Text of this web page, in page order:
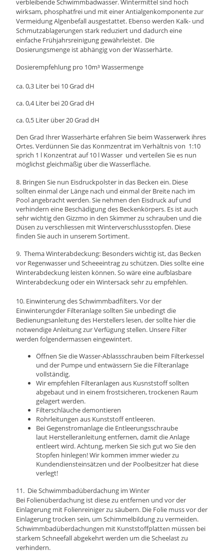
verbleibende Schwimmbadwasser. Wintermittel sind hoch
wirksam, phosphatfrei und mit einer Antialgenkomponente zur
Vermeidung Algenbefall ausgestattet. Ebenso werden Kalk- und
Schmutzablagerungen stark reduziert und dadurch eine
einfache Frühjahrsreinigung gewährleistet. Die
Dosierungsmenge ist abhängig von der Wasserhärte.
Dosierempfehlung pro 10m³ Wassermenge
ca. 0,3 Liter bei 10 Grad dH
ca. 0,4 Liter bei 20 Grad dH
ca. 0,5 Liter über 20 Grad dH
Den Grad Ihrer Wasserhärte erfahren Sie beim Wasserwerk ihres
Ortes.Verdünnen Sie das Konmzentrat im Verhältnis von 1:10
sprich 1 l Konzentrat auf 10 l Wasser und verteilen Sie es nun
möglichst gleichmäßig über die Wasserfläche.
8. Bringen Sie nun Eisdruckpolster in das Becken ein. Diese
sollten einmal der Länge nach und einmal der Breite nach im
Pool angebracht werden. Sie nehmen den Eisdruck auf und
verhindern eine Beschädigung des Beckenkörpers. Es ist auch
sehr wichtig den Gizzmo in den Skimmer zu schrauben und die
Düsen zu verschliessen mit Winterverschlussstopfen. Diese
finden Sie auch in unserem Sortiment.
9. Thema Winterabdeckung: Besonders wichtig ist, das Becken
vor Regenwasser und Scheeeintrag zu schützen. Dies sollte eine
Winterabdeckung leisten können. So wäre eine aufblasbare
Winterabdeckung oder ein Wintersack sehr zu empfehlen.
10. Einwinterung des Schwimmbadfilters. Vorder
Einwinterungder Filteranlage sollten Sie unbedingt die
Bedienungsanleitung des Herstellers lesen, der sollte hier die
notwendige Anleitung zur Verfügung stellen. Unsere Filter
werden folgendermassen eingewintert.
Öffnen Sie die Wasser-Ablassschrauben beim Filterkessel
und der Pumpe und entwässern Sie die Filteranlage
vollständig.
Wir empfehlen Filteranlagen aus Kusnststoff sollten
abgebaut und in einem frostsicheren, trockenen Raum
gelagert werden.
Filterschläuche demontieren
Rohrleitungen aus Kunststoff entleeren.
Bei Gegenstromanlage die Entleerungsschraube
laut Herstelleranleitung entfernen, damit die Anlage
entleert wird. Achtung, merken Sie sich gut wo Sie den
Stopfen hinlegen! Wir kommen immer wieder zu
Kundendiensteinsätzen und der Poolbesitzer hat diese
verlegt!
11. Die Schwimmbadüberdachung im Winter
Bei Folienüberdachung ist diese zu entfernen und vor der
Einlagerung mit Folienreiniger zu säubern. Die Folie muss vor der
Einlagerung trocken sein, um Schimmelbildung zu vermeiden.
Schwimmbadüberdachungen mit Kunststoffplatten müssen bei
starkem Schneefall abgekehrt werden um die Scheelast zu
verhindern.